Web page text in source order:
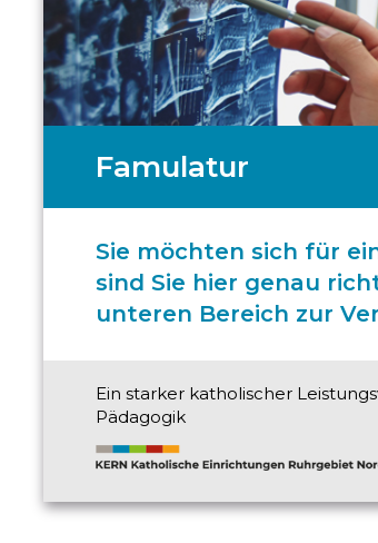
Famulatur
Sie möchten sich für
sind Sie hier genau
unteren Bereich zur
Ein starker katholischer
Pädagogik